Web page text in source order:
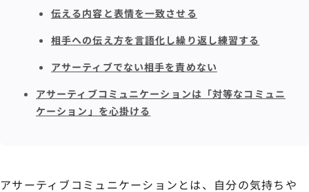
伝える内容と表情を一致させる
相手への伝え方を言語化し繰り返し練習する
アサーティブでない相手を責めない
アサーティブコミュニケーションは「対等なコミュニ
ケーション」を心掛ける
アサーティブコミュニケーションとは、自分の気持ちや